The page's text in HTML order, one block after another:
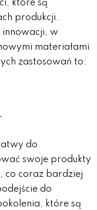
które są
produkcji.
innowacji, w
materiałami
zastosowań to:
do
swoje produkty
co coraz bardziej
do
które są